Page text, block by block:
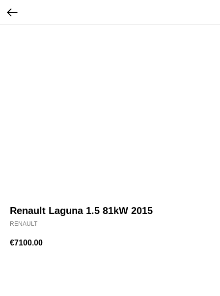
Renault Laguna 1.5 81kW 2015
RENAULT
€7100.00